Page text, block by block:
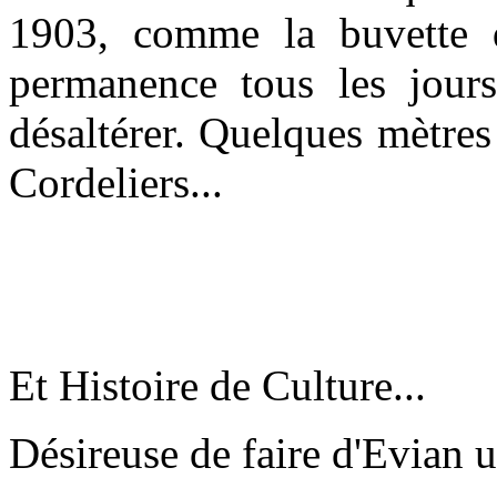
1903, comme la
permanence tous les
désaltérer. Quelques
Cordeliers...
Et Histoire de Culture...
Désireuse de faire d'Evian